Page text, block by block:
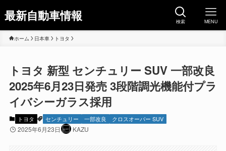
最新自動車情報 検索 MENU
ホーム 日本車 トヨタ
トヨタ 新型 センチュリー SUV 一部改良
2025年6月23日発売 3段階調光機能付プラ
イバシーガラス採用
トヨタ センチュリー 一部改良 クロスオーバー SUV
2025年6月23日 KAZU